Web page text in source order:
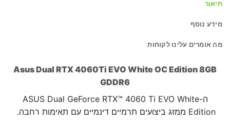
תיאור
מידע נוסף
מה אומרים עלינו לקוחות
Asus Dual RTX 4060Ti EVO White OC Edition 8GB
GDDR6
ה-ASUS Dual GeForce RTX™ 4060 Ti EVO White
Edition ממזג ביצועים תרמיים דינמיים עם תאימות רחבה.